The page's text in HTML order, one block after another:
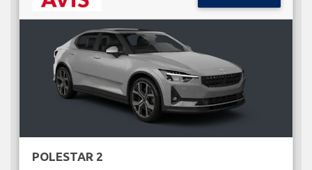
POLESTAR 2